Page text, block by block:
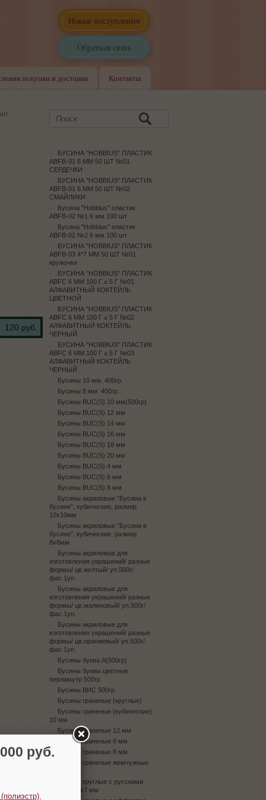
Новые поступления
Обратная связь
покупки и доставки Контакты
120 руб.
БУСИНА "HOBBIUS" ПЛАСТИК
ABFB-01 6 ММ 50 ШТ №01
СЕРДЕЧКИ
БУСИНА "HOBBIUS" ПЛАСТИК
ABFB-01 6 ММ 50 ШТ №02
СМАЙЛИКИ
Бусина "Hobbius" пластик
ABFB-02 №1 6 мм 100 шт
Бусина "Hobbius" пластик
ABFB-02 №2 6 мм 100 шт
БУСИНА "HOBBIUS" ПЛАСТИК
ABFB-03 4*7 ММ 50 ШТ №01
кружочки
БУСИНА "HOBBIUS" ПЛАСТИК
ABFC 6 ММ 100 Г ± 5 Г №01
АЛФАВИТНЫЙ КОКТЕЙЛЬ
ЦВЕТНОЙ
БУСИНА "HOBBIUS" ПЛАСТИК
ABFC 6 ММ 100 Г ± 5 Г №02
АЛФАВИТНЫЙ КОКТЕЙЛЬ
ЧЕРНЫЙ
БУСИНА "HOBBIUS" ПЛАСТИК
ABFC 6 ММ 100 Г ± 5 Г №03
АЛФАВИТНЫЙ КОКТЕЙЛЬ
ЧЕРНЫЙ
Бусины 10 мм. 400гр.
Бусины 8 мм. 400гр.
Бусины BUC(S) 10 мм(500гр)
Бусины BUC(S) 12 мм
Бусины BUC(S) 14 мм
Бусины BUC(S) 16 мм
Бусины BUC(S) 18 мм
Бусины BUC(S) 20 мм
Бусины BUC(S) 4 мм
Бусины BUC(S) 6 мм
Бусины BUC(S) 8 мм
Бусины акриловые "Бусина в
бусине", кубические, размер
10х10мм
Бусины акриловые "Бусина в
бусине", кубические, размер
8х8мм
Бусины акриловые для
изготовления украшений/ разные
формы/ цв.желтый/ уп.500г/
фас.1уп.
Бусины акриловые для
изготовления украшений/ разные
формы/ цв.малиновый/ уп.500г/
фас.1уп.
Бусины акриловые для
изготовления украшений/ разные
формы/ цв.оранжевый/ уп.500г/
фас.1уп.
Бусины буква А(500гр)
Бусины буквы цветные
перламутр 500гр
Бусины ВИС 500гр
Бусины граненые (круглые)
Бусины граненые (кубические)
10 мм
Бусины граненые 12 мм
Бусины граненые 6 мм
Бусины граненые 8 мм
Бусины граненые жемчужные
Бусины круглые с русскими
буквами 4х7 мм
руб.